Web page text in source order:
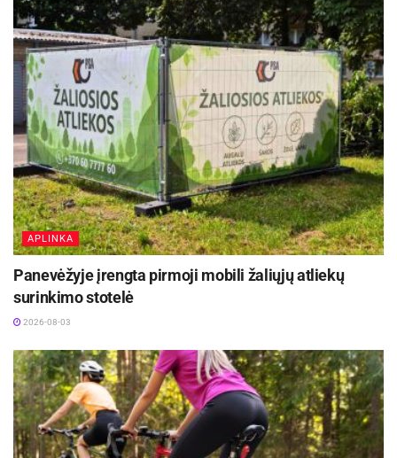
APLINKA
Panevėžyje įrengta pirmoji mobili žaliųjų atliekų
surinkimo stotelė
2026-08-03